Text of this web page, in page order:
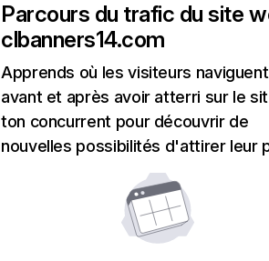
Parcours du trafic du site
clbanners14.com
Apprends où les visiteurs naviguent
avant et après avoir atterri sur le
ton concurrent pour découvrir de
nouvelles possibilités d'attirer leur